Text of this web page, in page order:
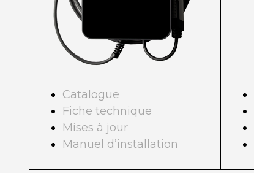
Catalogue
Fiche technique
Mises à jour
Manuel d’installation